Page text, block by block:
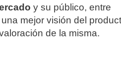
y su público, entre
mejor visión del
de la misma.